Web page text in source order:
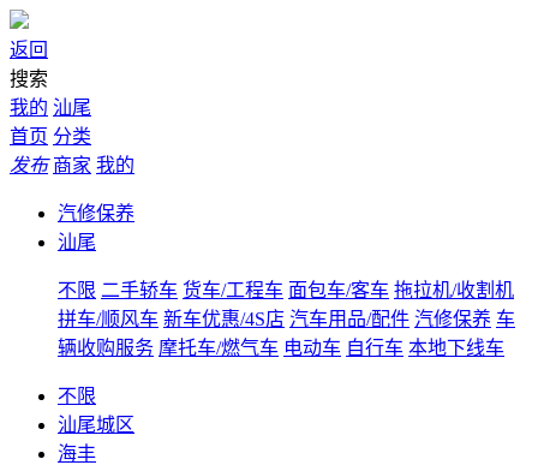
返回
搜索
我的 汕尾
首页 分类
发布 商家 我的
汽修保养
汕尾
不限 二手轿车 货车/工程车 面包车/客车 拖拉机/收割机
拼车/顺风车 新车优惠/4S店 汽车用品/配件 汽修保养 车
辆收购服务 摩托车/燃气车 电动车 自行车 本地下线车
不限
汕尾城区
海丰